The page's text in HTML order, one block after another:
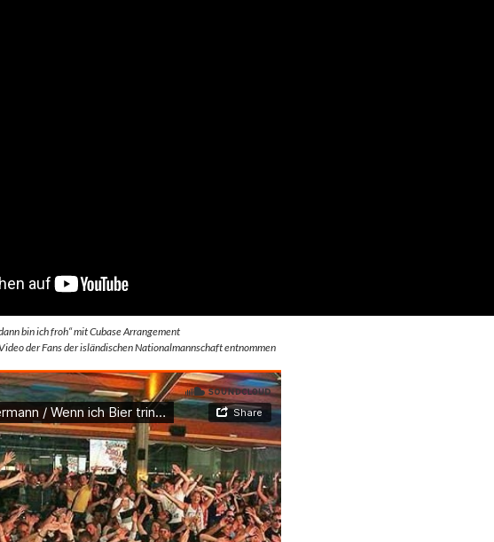
bin ich froh“ mit Cubase Arrangement
der Fans der isländischen Nationalmannschaft entnommen